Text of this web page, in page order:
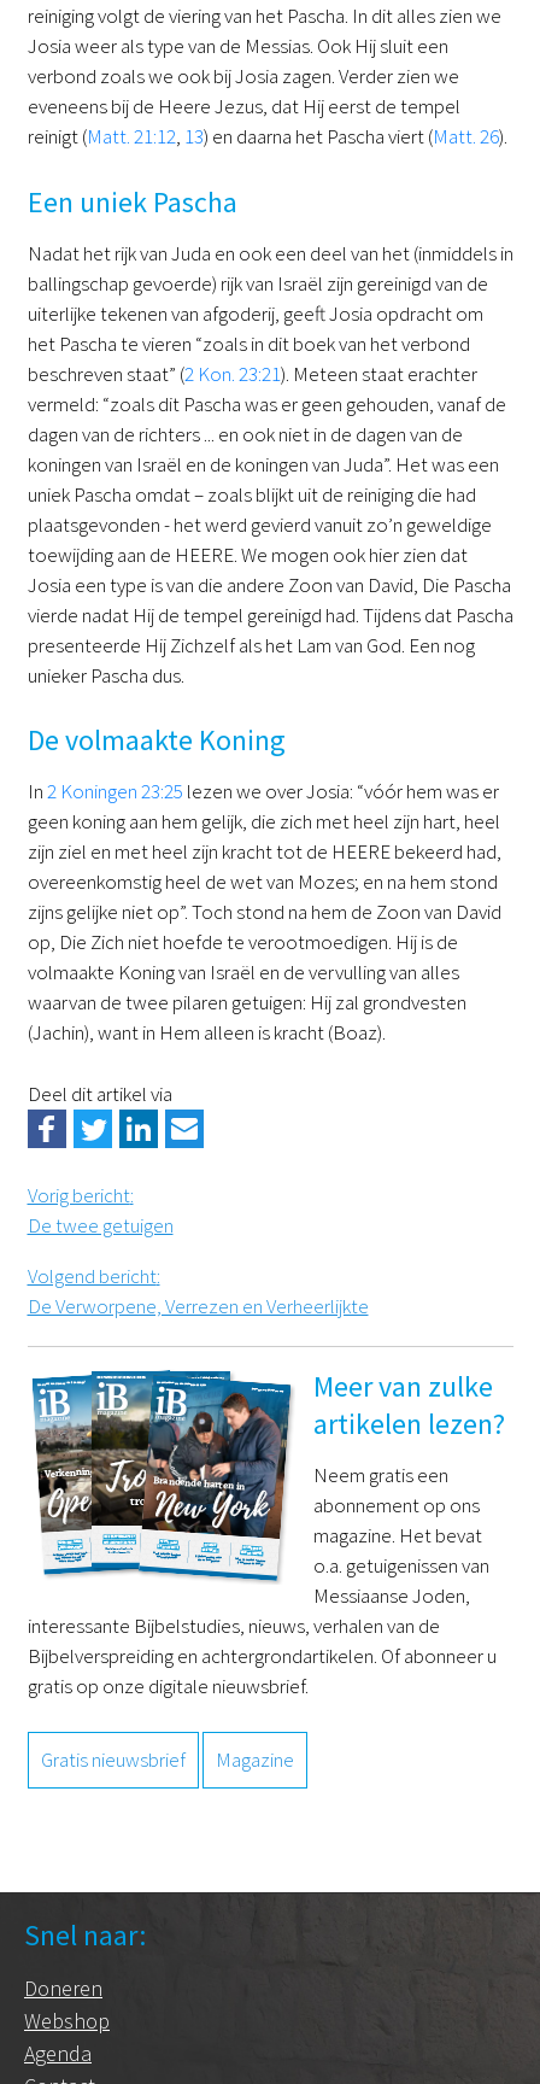
reiniging volgt de viering van het Pascha. In dit alles zien we
Josia weer als type van de Messias. Ook Hij sluit een
verbond zoals we ook bij Josia zagen. Verder zien we
eveneens bij de Heere Jezus, dat Hij eerst de tempel
reinigt (Matt. 21:12, 13) en daarna het Pascha viert (Matt. 26).
Een uniek Pascha
Nadat het rijk van Juda en ook een deel van het (inmiddels in
ballingschap gevoerde) rijk van Israël zijn gereinigd van de
uiterlijke tekenen van afgoderij, geeft Josia opdracht om
het Pascha te vieren “zoals in dit boek van het verbond
beschreven staat” (2 Kon. 23:21). Meteen staat erachter
vermeld: “zoals dit Pascha was er geen gehouden, vanaf de
dagen van de richters ... en ook niet in de dagen van de
koningen van Israël en de koningen van Juda”. Het was een
uniek Pascha omdat – zoals blijkt uit de reiniging die had
plaatsgevonden - het werd gevierd vanuit zo’n geweldige
toewijding aan de HEERE. We mogen ook hier zien dat
Josia een type is van die andere Zoon van David, Die Pascha
vierde nadat Hij de tempel gereinigd had. Tijdens dat Pascha
presenteerde Hij Zichzelf als het Lam van God. Een nog
unieker Pascha dus.
De volmaakte Koning
In2 Koningen 23:25 lezen we over Josia: “vóór hem was er
geen koning aan hem gelijk, die zich met heel zijn hart, heel
zijn ziel en met heel zijn kracht tot de HEERE bekeerd had,
overeenkomstig heel de wet van Mozes; en na hem stond
zijns gelijke niet op”. Toch stond na hem de Zoon van David
op, Die Zich niet hoefde te verootmoedigen. Hij is de
volmaakte Koning van Israël en de vervulling van alles
waarvan de twee pilaren getuigen: Hij zal grondvesten
(Jachin), want in Hem alleen is kracht (Boaz).
Deel dit artikel via
Vorig bericht:
De twee getuigen
Volgend bericht:
De Verworpene, Verrezen en Verheerlijkte
Meer van zulke
artikelen lezen?
Neem gratis een
abonnement op ons
magazine. Het bevat
o.a. getuigenissen van
Messiaanse Joden,
interessante Bijbelstudies, nieuws, verhalen van de
Bijbelverspreiding en achtergrondartikelen. Of abonneer u
gratis op onze digitale nieuwsbrief.
Gratis nieuwsbrief Magazine
Snel naar:
Doneren
Webshop
Agenda